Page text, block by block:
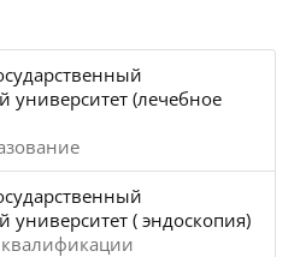
университет (лечебное
университет ( эндоскопия)